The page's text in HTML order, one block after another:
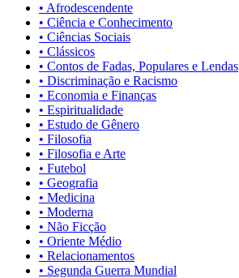
• Afrodescendente
• Ciência e Conhecimento
• Ciências Sociais
• Clássicos
• Contos de Fadas, Populares e Lendas
• Discriminação e Racismo
• Economia e Finanças
• Espiritualidade
• Estudo de Gênero
• Filosofia
• Filosofia e Arte
• Futebol
• Geografia
• Medicina
• Moderna
• Não Ficção
• Oriente Médio
• Relacionamentos
• Segunda Guerra Mundial